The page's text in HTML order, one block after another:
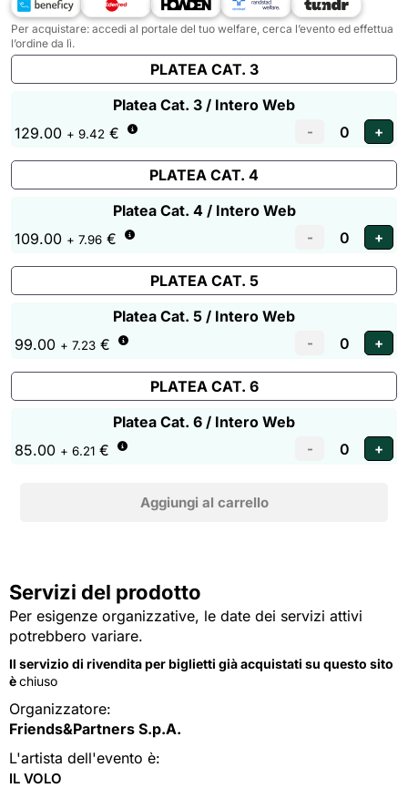
Per acquistare: accedi al portale del tuo welfare, cerca l’evento ed effettua
l’ordine da lì.
PLATEA CAT. 3
Platea Cat. 3 / Intero Web
129.00 + 9.42 €
PLATEA CAT. 4
Platea Cat. 4 / Intero Web
109.00 + 7.96 €
PLATEA CAT. 5
Platea Cat. 5 / Intero Web
99.00 + 7.23 €
PLATEA CAT. 6
Platea Cat. 6 / Intero Web
85.00 + 6.21 €
Servizi del prodotto
Per esigenze organizzative, le date dei servizi attivi
potrebbero variare.
Il servizio di rivendita per biglietti già acquistati su questo sito
èchiuso
Organizzatore:
Friends&Partners S.p.A.
L'artista dell'evento è:
IL VOLO